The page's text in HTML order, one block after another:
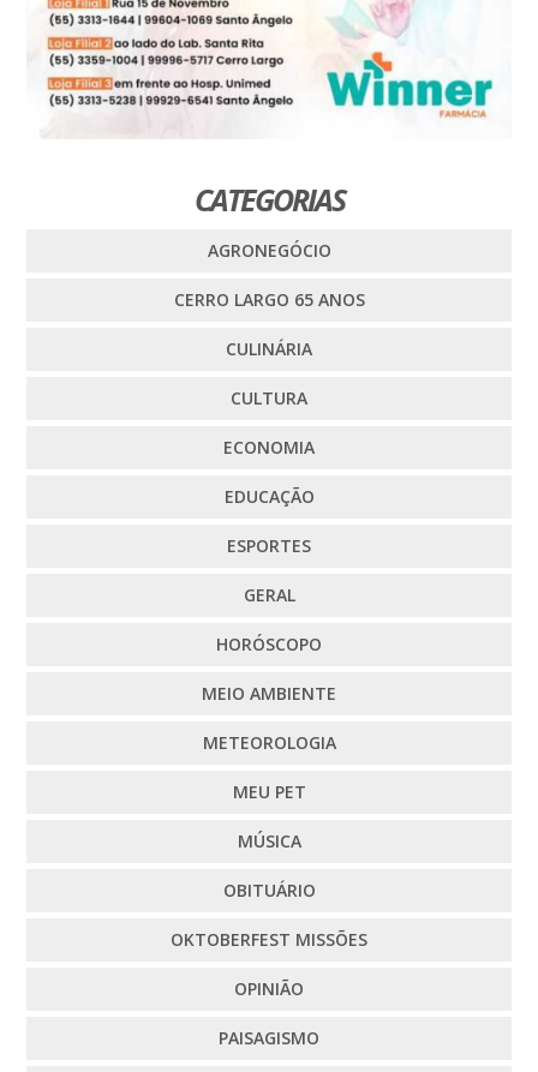
CATEGORIAS
AGRONEGÓCIO
CERRO LARGO 65 ANOS
CULINÁRIA
CULTURA
ECONOMIA
EDUCAÇÃO
ESPORTES
GERAL
HORÓSCOPO
MEIO AMBIENTE
METEOROLOGIA
MEU PET
MÚSICA
OBITUÁRIO
OKTOBERFEST MISSÕES
OPINIÃO
PAISAGISMO